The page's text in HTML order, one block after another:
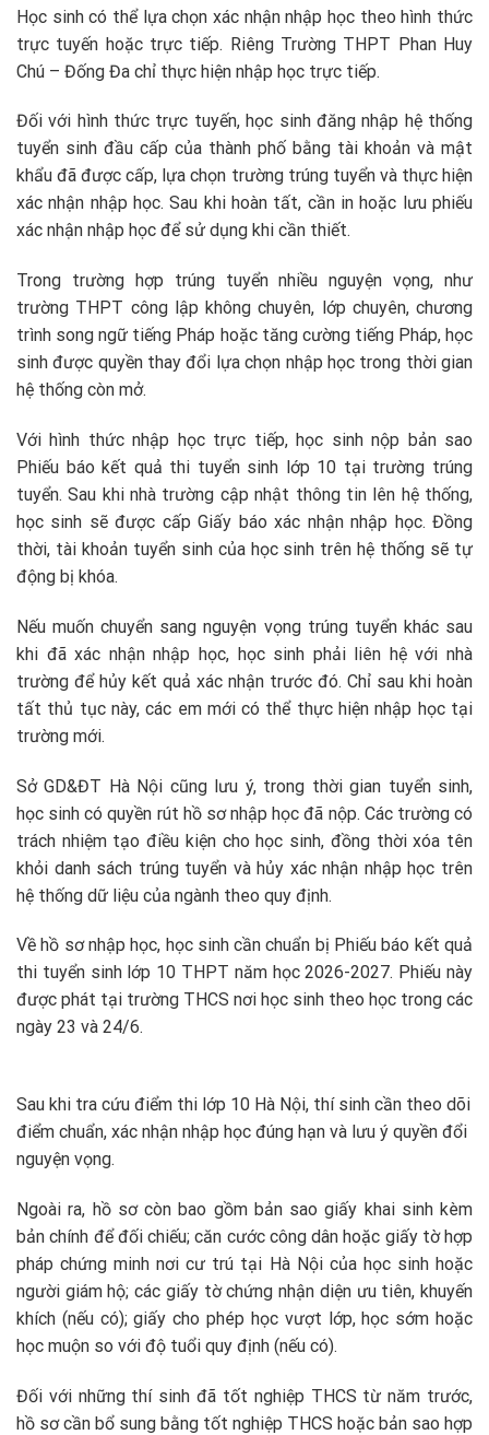
Học sinh có thể lựa chọn xác nhận nhập học theo hình thức
trực tuyến hoặc trực tiếp. Riêng Trường THPT Phan Huy
Chú – Đống Đa chỉ thực hiện nhập học trực tiếp.
Đối với hình thức trực tuyến, học sinh đăng nhập hệ thống
tuyển sinh đầu cấp của thành phố bằng tài khoản và mật
khẩu đã được cấp, lựa chọn trường trúng tuyển và thực hiện
xác nhận nhập học. Sau khi hoàn tất, cần in hoặc lưu phiếu
xác nhận nhập học để sử dụng khi cần thiết.
Trong trường hợp trúng tuyển nhiều nguyện vọng, như
trường THPT công lập không chuyên, lớp chuyên, chương
trình song ngữ tiếng Pháp hoặc tăng cường tiếng Pháp, học
sinh được quyền thay đổi lựa chọn nhập học trong thời gian
hệ thống còn mở.
Với hình thức nhập học trực tiếp, học sinh nộp bản sao
Phiếu báo kết quả thi tuyển sinh lớp 10 tại trường trúng
tuyển. Sau khi nhà trường cập nhật thông tin lên hệ thống,
học sinh sẽ được cấp Giấy báo xác nhận nhập học. Đồng
thời, tài khoản tuyển sinh của học sinh trên hệ thống sẽ tự
động bị khóa.
Nếu muốn chuyển sang nguyện vọng trúng tuyển khác sau
khi đã xác nhận nhập học, học sinh phải liên hệ với nhà
trường để hủy kết quả xác nhận trước đó. Chỉ sau khi hoàn
tất thủ tục này, các em mới có thể thực hiện nhập học tại
trường mới.
Sở GD&ĐT Hà Nội cũng lưu ý, trong thời gian tuyển sinh,
học sinh có quyền rút hồ sơ nhập học đã nộp. Các trường có
trách nhiệm tạo điều kiện cho học sinh, đồng thời xóa tên
khỏi danh sách trúng tuyển và hủy xác nhận nhập học trên
hệ thống dữ liệu của ngành theo quy định.
Về hồ sơ nhập học, học sinh cần chuẩn bị Phiếu báo kết quả
thi tuyển sinh lớp 10 THPT năm học 2026-2027. Phiếu này
được phát tại trường THCS nơi học sinh theo học trong các
ngày 23 và 24/6.
Sau khi tra cứu điểm thi lớp 10 Hà Nội, thí sinh cần theo dõi
điểm chuẩn, xác nhận nhập học đúng hạn và lưu ý quyền đổi
nguyện vọng.
Ngoài ra, hồ sơ còn bao gồm bản sao giấy khai sinh kèm
bản chính để đối chiếu; căn cước công dân hoặc giấy tờ hợp
pháp chứng minh nơi cư trú tại Hà Nội của học sinh hoặc
người giám hộ; các giấy tờ chứng nhận diện ưu tiên, khuyến
khích (nếu có); giấy cho phép học vượt lớp, học sớm hoặc
học muộn so với độ tuổi quy định (nếu có).
Đối với những thí sinh đã tốt nghiệp THCS từ năm trước,
hồ sơ cần bổ sung bằng tốt nghiệp THCS hoặc bản sao hợp